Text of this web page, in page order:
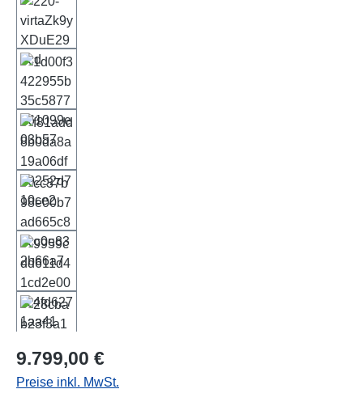
Regulärer Preis:
9.799,00 €
Preise inkl. MwSt.